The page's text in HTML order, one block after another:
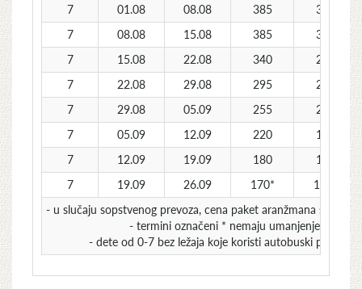
7
01.08 08.08 385
320
7
08.08 15.08 385
320
7
15.08 22.08 340
280
7
22.08 29.08 295
250
7
29.08 05.09 255
220
7
05.09 12.09 220
190
7
12.09 19.09 180
160
7
19.09 26.09 170*
140*
- u slučaju sopstvenog prevoza, cena paket aranžmana se
- termini označeni * nemaju umanjenje za
- dete od 0-7 bez ležaja koje koristi autobuski prevoz